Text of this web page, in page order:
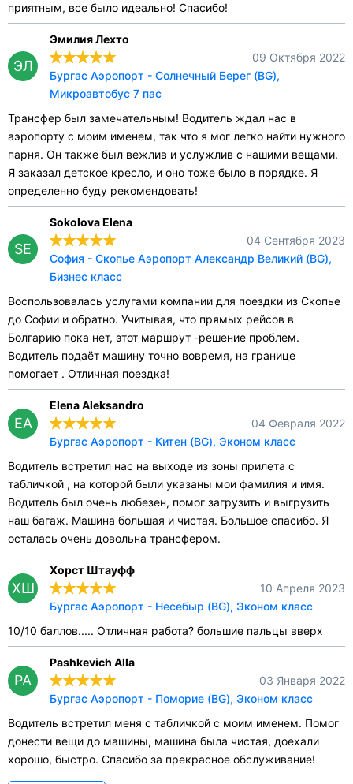
приятным, все было идеально! Спасибо!
ЭЛ
Эмилия Лехто
09 Октября 2022
Бургас Аэропорт - Солнечный Берег (BG),
Микроавтобус 7 пас
Трансфер был замечательным! Водитель ждал нас в
аэропорту с моим именем, так что я мог легко найти нужного
парня. Он также был вежлив и услужлив с нашими вещами.
Я заказал детское кресло, и оно тоже было в порядке. Я
определенно буду рекомендовать!
SE
Sokolova Elena
04 Сентября 2023
София - Скопье Аэропорт Александр Великий (BG),
Бизнес класс
Воспользовалась услугами компании для поездки из Скопье
до Софии и обратно. Учитывая, что прямых рейсов в
Болгарию пока нет, этот маршрут -решение проблем.
Водитель подаёт машину точно вовремя, на границе
помогает . Отличная поездка!
EA
Elena Aleksandro
04 Февраля 2022
Бургас Аэропорт - Китен (BG), Эконом класс
Водитель встретил нас на выходе из зоны прилета с
табличкой , на которой были указаны мои фамилия и имя.
Водитель был очень любезен, помог загрузить и выгрузить
наш багаж. Машина большая и чистая. Большое спасибо. Я
осталась очень довольна трансфером.
ХШ
Хорст Штауфф
10 Апреля 2023
Бургас Аэропорт - Несебыр (BG), Эконом класс
10/10 баллов..... Отличная работа? большие пальцы вверх
PA
Pashkevich Alla
03 Января 2022
Бургас Аэропорт - Поморие (BG), Эконом класс
Водитель встретил меня с табличкой с моим именем. Помог
донести вещи до машины, машина была чистая, доехали
хорошо, быстро. Спасибо за прекрасное обслуживание!